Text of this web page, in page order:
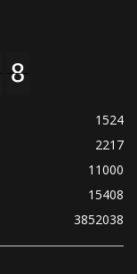
1524
2217
11000
15408
3852038